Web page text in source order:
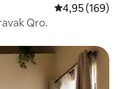
Prosječna
4,95 (169)
Qro.